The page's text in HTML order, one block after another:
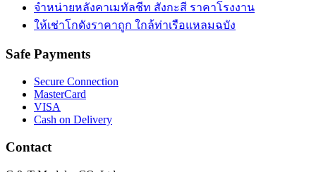
จำหน่ายหลังคาเมทัลชีท สังกะสี ราคาโรงงาน
ให้เช่าโกดังราคาถูก ใกล้ท่าเรือแหลมฉบัง
Safe Payments
Secure Connection
MasterCard
VISA
Cash on Delivery
Contact